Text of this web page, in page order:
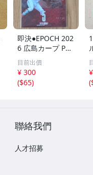
即決●EPOCH 202
6 広島カープ PRE
MIER EDITION
小園海斗 /50枚限
定 インサートカ
ード TIME TO SH
目前出價
¥ 300
($65)
(
聯絡我們
人才招募